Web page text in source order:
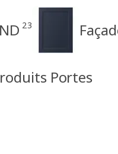
23
Portes